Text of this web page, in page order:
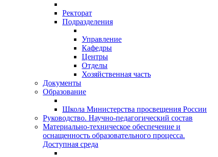
Ректорат
Подразделения
Управление
Кафедры
Центры
Отделы
Хозяйственная часть
Документы
Образование
Школа Министерства просвещения России
Руководство. Научно-педагогический состав
Материально-техническое обеспечение и
оснащенность образовательного процесса.
Доступная среда